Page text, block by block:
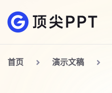
首页 演示文稿